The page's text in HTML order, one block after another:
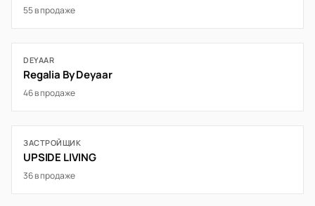
55 в продаже
DEYAAR
Regalia By Deyaar
46 в продаже
ЗАСТРОЙЩИК
UPSIDE LIVING
36 в продаже